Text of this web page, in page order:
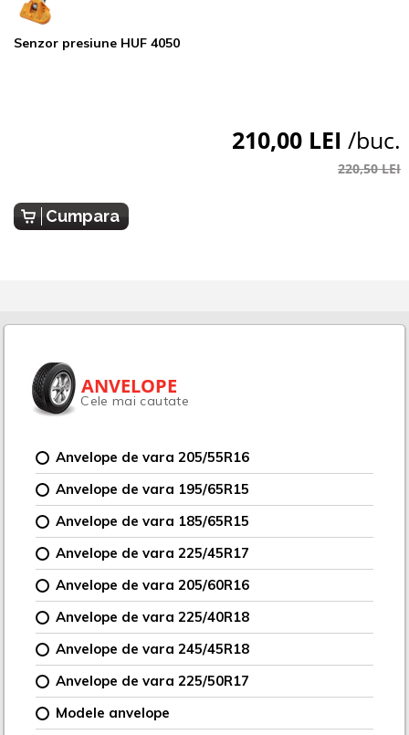
Senzor presiune HUF 4050
210,00 LEI /buc.
220,50 LEI
Cumpara
ANVELOPE
Cele mai cautate
Anvelope de vara 205/55R16
Anvelope de vara 195/65R15
Anvelope de vara 185/65R15
Anvelope de vara 225/45R17
Anvelope de vara 205/60R16
Anvelope de vara 225/40R18
Anvelope de vara 245/45R18
Anvelope de vara 225/50R17
Modele anvelope